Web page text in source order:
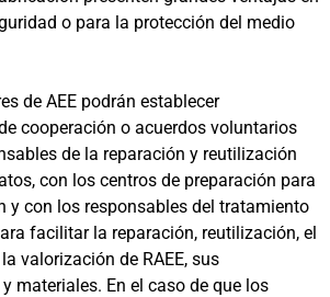
o para la protección del medio
de AEE podrán establecer
cooperación o acuerdos voluntarios
de la reparación y reutilización
con los centros de preparación para
y con los responsables del tratamiento
facilitar la reparación, reutilización, el
valorización de RAEE, sus
materiales. En el caso de que los